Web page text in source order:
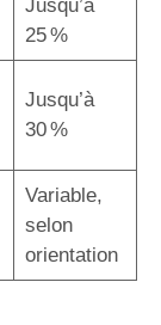
Jusqu’à
25 %
Jusqu’à
30 %
Variable,
selon
orientation